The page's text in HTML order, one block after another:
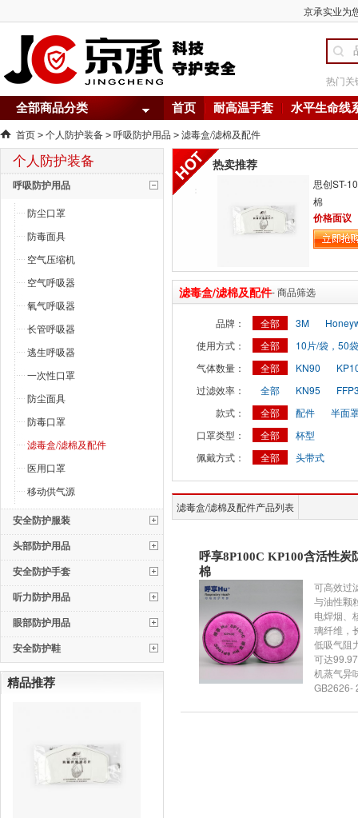
京承实业为
热门关
全部商品分类 首页 耐高温手套 水平生命线
首页 > 个人防护装备 > 呼吸防护用品 > 滤毒盒/滤棉及配件
个人防护装备
呼吸防护用品
防尘口罩
防毒面具
空气压缩机
空气呼吸器
氧气呼吸器
长管呼吸器
逃生呼吸器
一次性口罩
防尘面具
防毒口罩
滤毒盒/滤棉及配件
医用口罩
移动供气源
安全防护服装
头部防护用品
安全防护手套
听力防护用品
眼部防护用品
安全防护鞋
精品推荐
热卖推荐
思创ST-
棉
价格面议
滤毒盒/滤棉及配件- 商品筛选
品牌： 全部 3M
使用方式：
全部
10片/袋，50
气体数量：
全部 KN90
过滤效率：
全部 KN95
款式：
全部 配件
半面
口罩类型：
全部
杯型
佩戴方式：
全部 头带式
滤毒盒/滤棉及配件产品列表
呼享8P100C KP100含活性炭
棉
可高效过
与油性颗
电焊烟、
璃纤维，
低吸气阻
可达
机蒸气异
GB2626-